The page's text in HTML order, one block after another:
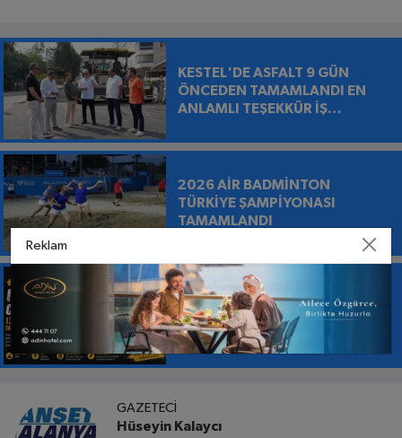
KESTEL'DE ASFALT 9 GÜN
ÖNCEDEN TAMAMLANDI EN
ANLAMLI TEŞEKKÜR İŞ
BIRAKILDI
2026 AİR BADMİNTON
TÜRKİYE ŞAMPİYONASI
TAMAMLANDI
ALANYA’DA MİKAİL VE
CEBRAİL’İN İZLERİ: 138 YILLIK
RUM KİLİSESİ TARİHE TANIKLIK
EDİYOR
GAZETECI
Hüseyin Kalaycı
Reklam